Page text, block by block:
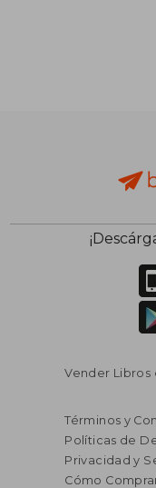
Vender Libros
Términos y
Políticas de
Privacidad y
Cómo